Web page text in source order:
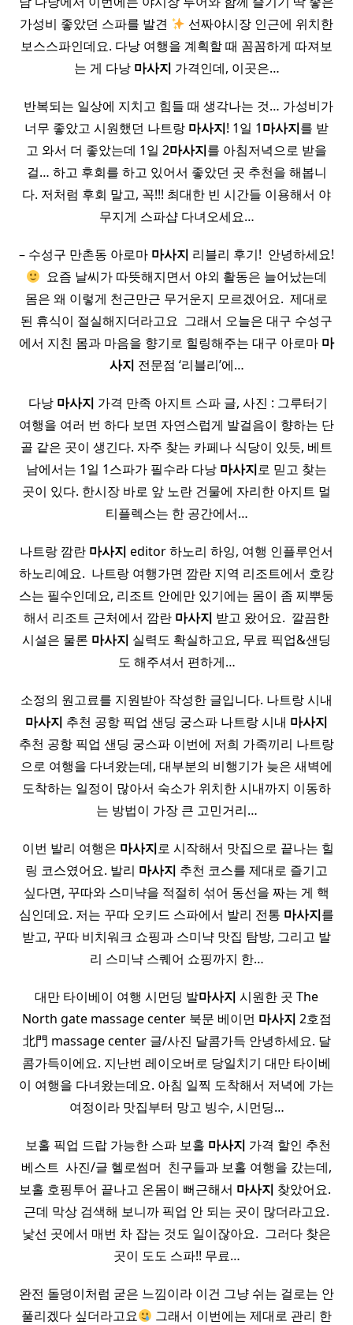
가성비 좋았던 스파를 발견
선짜야시장 인근에 위치한
보스스파인데요. 다낭 여행을 계획할 때 꼼꼼하게 따져보
는 게 다낭 마사지 가격인데, 이곳은…
​ 반복되는 일상에 지치고 힘들 때 생각나는 것… 가성비가
너무 좋았고 시원했던 나트랑 마사지! 1일 1마사지를 받
고 와서 더 좋았는데 1일 2마사지를 아침저녁으로 받을
걸… 하고 후회를 하고 있어서 좋았던 곳 추천을 해봅니
다. 저처럼 후회 말고, 꼭!!! 최대한 빈 시간들 이용해서 야
무지게 스파샵 다녀오세요…
– 수성구 만촌동 아로마 마사지 리블리 후기! ​ 안녕하세요!
​ 요즘 날씨가 따뜻해지면서 야외 활동은 늘어났는데
몸은 왜 이렇게 천근만근 무거운지 모르겠어요. ​ 제대로
된 휴식이 절실해지더라고요 ​ 그래서 오늘은 대구 수성구
에서 지친 몸과 마음을 향기로 힐링해주는 대구 아로마 마
사지 전문점 ‘리블리’에…
​ ​ 다낭 마사지 가격 만족 아지트 스파 글, 사진 : 그루터기 ​
여행을 여러 번 하다 보면 자연스럽게 발걸음이 향하는 단
골 같은 곳이 생긴다. 자주 찾는 카페나 식당이 있듯, 베트
남에서는 1일 1스파가 필수라 다낭 마사지로 믿고 찾는
곳이 있다. 한시장 바로 앞 노란 건물에 자리한 아지트 멀
티플렉스는 한 공간에서…
나트랑 깜란 마사지 editor 하노리 하잉, 여행 인플루언서
하노리예요. ​ 나트랑 여행가면 깜란 지역 리조트에서 호캉
스는 필수인데요, 리조트 안에만 있기에는 몸이 좀 찌뿌둥
해서 리조트 근처에서 깜란 마사지 받고 왔어요. ​ 깔끔한
시설은 물론 마사지 실력도 확실하고요, 무료 픽업&샌딩
도 해주셔서 편하게…
소정의 원고료를 지원받아 작성한 글입니다. 나트랑 시내
마사지 추천 공항 픽업 샌딩 궁스파 나트랑 시내 마사지
추천 공항 픽업 샌딩 궁스파 이번에 저희 가족끼리 나트랑
으로 여행을 다녀왔는데, 대부분의 비행기가 늦은 새벽에
도착하는 일정이 많아서 숙소가 위치한 시내까지 이동하
는 방법이 가장 큰 고민거리…
​ 이번 발리 여행은 마사지로 시작해서 맛집으로 끝나는 힐
링 코스였어요. 발리 마사지 추천 코스를 제대로 즐기고
싶다면, 꾸따와 스미냑을 적절히 섞어 동선을 짜는 게 핵
심인데요. 저는 꾸따 오키드 스파에서 발리 전통 마사지를
받고, 꾸따 비치워크 쇼핑과 스미냑 맛집 탐방, 그리고 발
리 스미냑 스퀘어 쇼핑까지 한…
대만 타이베이 여행 시먼딩 발마사지 시원한 곳 The
North gate massage center 북문 베이먼 마사지 2호점
北門 massage center 글/사진 달콤가득 안녕하세요. 달
콤가득이에요. 지난번 레이오버로 당일치기 대만 타이베
이 여행을 다녀왔는데요. 아침 일찍 도착해서 저녁에 가는
여정이라 맛집부터 망고 빙수, 시먼딩…
​ 보홀 픽업 드랍 가능한 스파 보홀 마사지 가격 할인 추천
베스트 ​ 사진/글 헬로썸머 ​ 친구들과 보홀 여행을 갔는데,
보홀 호핑투어 끝나고 온몸이 뻐근해서 마사지 찾았어요. ​
근데 막상 검색해 보니까 픽업 안 되는 곳이 많더라고요.
낯선 곳에서 매번 차 잡는 것도 일이잖아요. ​ 그러다 찾은
곳이 도도 스파!! 무료…
완전 돌덩이처럼 굳은 느낌이라 이건 그냥 쉬는 걸로는 안
풀리겠다 싶더라고요
그래서 이번에는 제대로 관리 한